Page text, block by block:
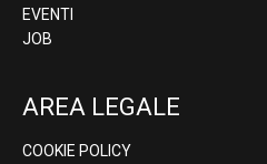
EVENTI
JOB
AREA LEGALE
COOKIE POLICY